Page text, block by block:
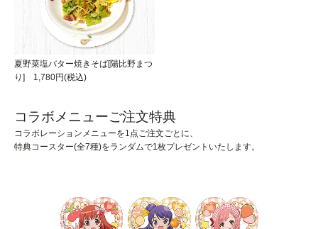
夏野菜塩バター焼きそば[陽比野まつ
り] 1,780円(税込)
コラボメニューご注文特典
コラボレーションメニューを1点ご注文ごとに、
特典コースター(全7種)をランダムで1枚プレゼントいたします。